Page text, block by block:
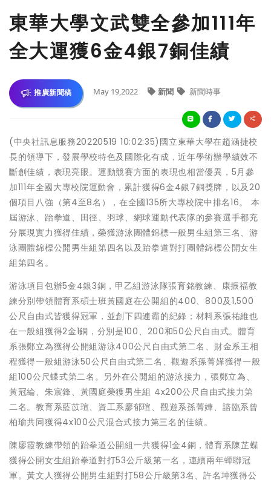
東華大學文武雙全參加111年
全大運獲6金4銀7銅佳績
推廣新聞稿 May 19,2022 新聞 新聞時事
(中央社訊息服務20220519 10:02:35)國立東華大學在趙涵捷校
長的領導下，發展學校特色及國際化有成，近年學術辦學績效不
斷創佳績，表現亮眼。運動競賽方面的表現也相當優異，5月參
加111年全國大專校院運動會，累計獲得6金4銀7銅獎牌，以及20
個項目八強（第4至8名），在全國135所大專校院中排名16。 本
屆游泳、跆拳道、田徑、羽球、網球運動代表隊的參賽選手都充
分展現實力獲得佳績，榮獲游泳團體錦標一般男生組第三名、游
泳團體錦標公開男生組第四名以及跆拳道對打團體錦標公開女生
組第四名。
游泳項目包辦5金4銀3銅，甲乙組游泳隊張育銘教練、康振福教
練分別帶領體育系碩士班黃國庭在公開組的400、800及1,500
公尺自由式皆獲得冠軍，並創下四連霸的紀錄；材料系張祐維也
在一般組獲得2金1銅，分別是100、200和50公尺自由式。體育
系張鄭立為獲得公開組游泳400公尺自由式第二名、財金系王相
程獲得一般組游泳50公尺自由式第二名、觀遊系孫菁嬅獲得一般
組100公尺蝶式第二名。另外在公開組的游泳接力，張鄭立為、
黃冠綸、朱宸鋒、黃國庭榮獲男生組 4x200公尺自由式接力第
二名。教育系藍苡瑄、資工系廖郁瑄、觀遊系孫菁嬅、諮臨系曾
柏瑜共同獲得4x100公尺混合式接力第三名的佳績。
陳廖霞教練帶領的跆拳道公開組一共獲得1金4銅，體育系陳芷蝶
獲得公開女生組跆拳道對打53公斤級第一名，連續兩年蟬聯冠
軍。黃文人獲得公開男生組對打58公斤級第3名、許名坤獲得公